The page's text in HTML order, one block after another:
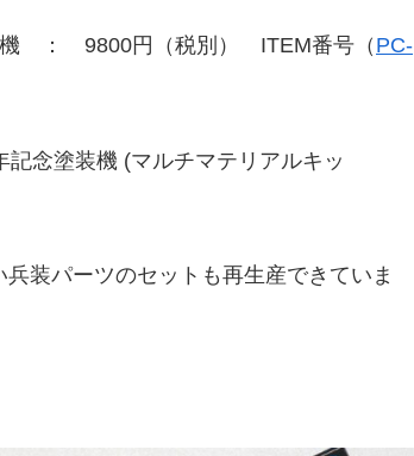
機 ： 9800円（税別） ITEM番号（ PC-
念塗装機 (マルチマテリアルキッ
装パーツのセットも再生産できていま